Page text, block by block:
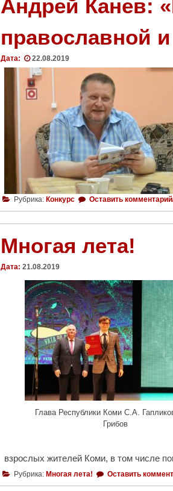
м
и
л
ь
ю
с
л
у
ж
б
у
п
о
щ
б
е
з
д
о
м
н
ы
м
"
Андрей Канев:
православной
Дата: 22.08.2019
Рубрика: Конкурс Оставить
Многая лета!
Дата: 21.08.2019
Глава Республики Коми С.А.
Грибов
взрослых жителей Коми, в том числе
Рубрика: Многая лета! Оставить